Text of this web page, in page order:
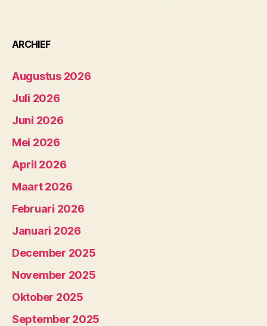
ARCHIEF
Augustus 2026
Juli 2026
Juni 2026
Mei 2026
April 2026
Maart 2026
Februari 2026
Januari 2026
December 2025
November 2025
Oktober 2025
September 2025